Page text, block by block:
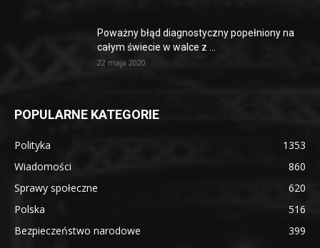
Poważny błąd diagnostyczny popełniony na
całym świecie w walce z ...
22 maja 2020
POPULARNE KATEGORIE
Polityka
1353
Wiadomości
860
Sprawy społeczne
620
Polska
516
Bezpieczeństwo narodowe
399